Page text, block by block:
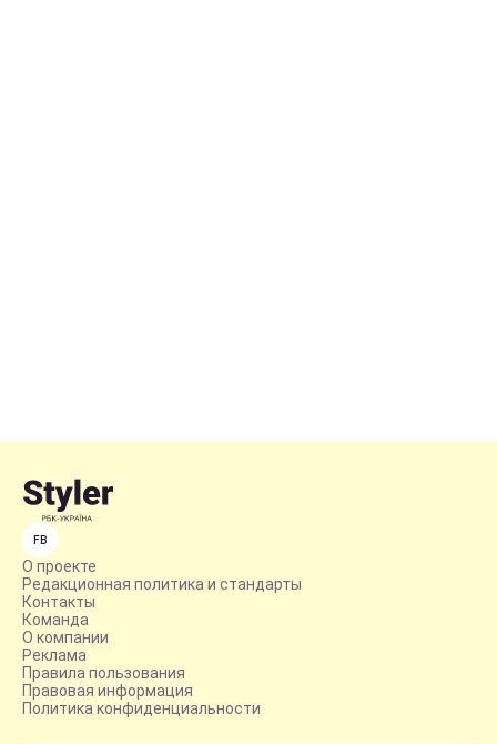
FB
О проекте
Редакционная политика и стандарты
Контакты
Команда
О компании
Реклама
Правила пользования
Правовая информация
Политика конфиденциальности